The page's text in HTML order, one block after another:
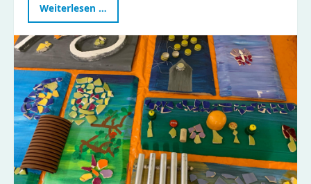
Weiterlesen …
„Schatzsuche
–
Schule
in
Sicht“